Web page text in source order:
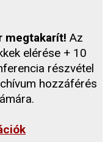
megtakarít! Az
elérése + 10
részvétel
hozzáférés